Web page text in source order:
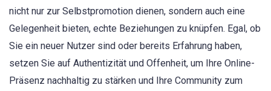
nicht nur zur Selbstpromotion dienen, sondern auch eine
Gelegenheit bieten, echte Beziehungen zu knüpfen. Egal, ob
Sie ein neuer Nutzer sind oder bereits Erfahrung haben,
setzen Sie auf Authentizität und Offenheit, um Ihre Online-
Präsenz nachhaltig zu stärken und Ihre Community zum